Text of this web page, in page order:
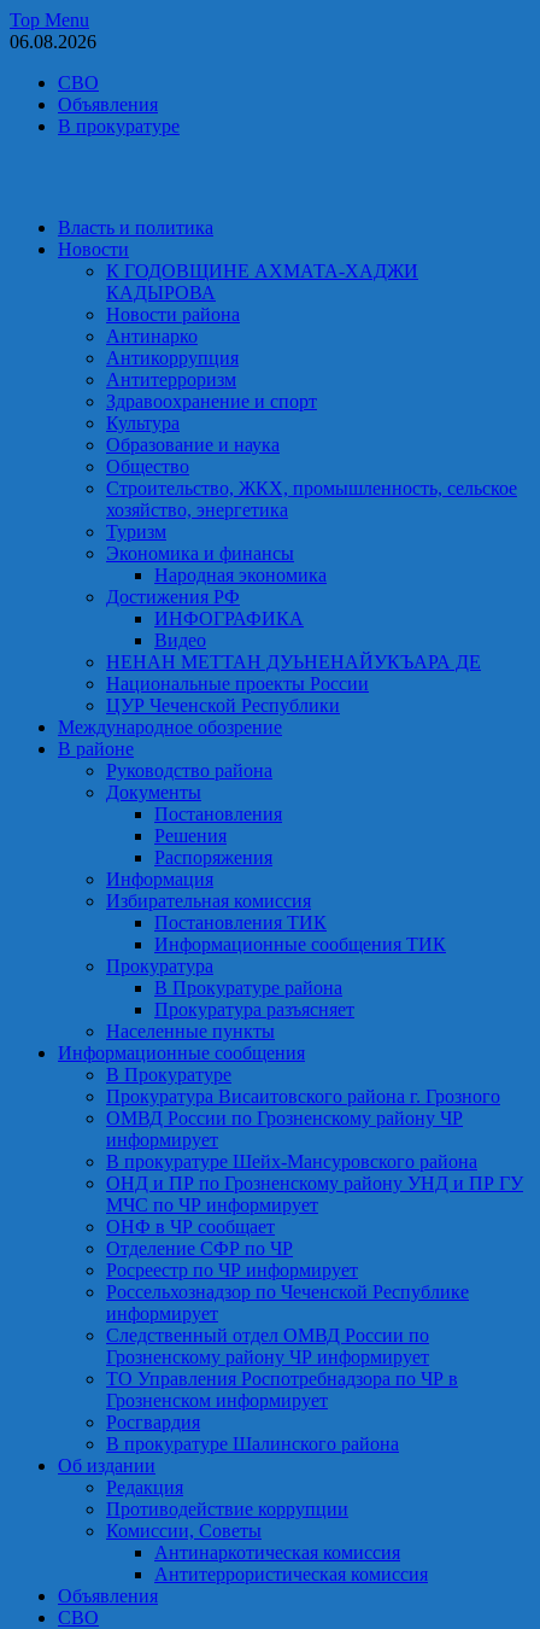
Skip
to
Top Menu
06.08.2026
СВО
Объявления
В прокуратуре
Власть и политика
Новости
К ГОДОВЩИНЕ АХМАТА-ХАДЖИ
КАДЫРОВА
Новости района
Антинарко
Антикоррупция
Антитерроризм
Здравоохранение и спорт
Культура
Образование и наука
Общество
Строительство, ЖКХ, промышленность, сельское
хозяйство, энергетика
Туризм
Экономика и финансы
Народная экономика
Достижения РФ
ИНФОГРАФИКА
Видео
НЕНАН МЕТТАН ДУЬНЕНАЙУКЪАРА ДЕ
Национальные проекты России
ЦУР Чеченской Республики
Международное обозрение
В районе
Руководство района
Документы
Постановления
Решения
Распоряжения
Информация
Избирательная комиссия
Постановления ТИК
Информационные сообщения ТИК
Прокуратура
В Прокуратуре района
Прокуратура разъясняет
Населенные пункты
Информационные сообщения
В Прокуратуре
Прокуратура Висаитовского района г. Грозного
ОМВД России по Грозненскому району ЧР
информирует
В прокуратуре Шейх-Мансуровского района
ОНД и ПР по Грозненскому району УНД и ПР ГУ
МЧС по ЧР информирует
ОНФ в ЧР сообщает
Отделение СФР по ЧР
Росреестр по ЧР информирует
Россельхознадзор по Чеченской Республике
информирует
Следственный отдел ОМВД России по
Грозненскому району ЧР информирует
ТО Управления Роспотребнадзора по ЧР в
Грозненском информирует
Росгвардия
В прокуратуре Шалинского района
Об издании
Редакция
Противодействие коррупции
Комиссии, Советы
Антинаркотическая комиссия
Антитеррористическая комиссия
Объявления
СВО